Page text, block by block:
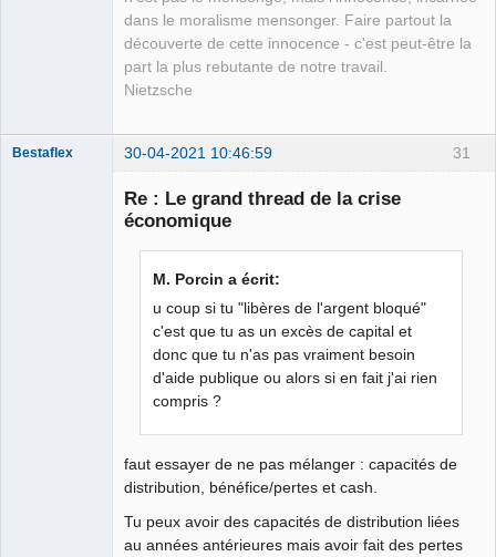
dans le moralisme mensonger. Faire partout la
découverte de cette innocence - c'est peut-être la
part la plus rebutante de notre travail.
Nietzsche
31
Bestaflex 30-04-2021 10:46:59
Re : Le grand thread de la crise
économique
M. Porcin a écrit:
u coup si tu "libères de l'argent bloqué"
c'est que tu as un excès de capital et
donc que tu n'as pas vraiment besoin
d'aide publique ou alors si en fait j'ai rien
compris ?
faut essayer de ne pas mélanger : capacités de
distribution, bénéfice/pertes et cash.
Tu peux avoir des capacités de distribution liées
au années antérieures mais avoir fait des pertes